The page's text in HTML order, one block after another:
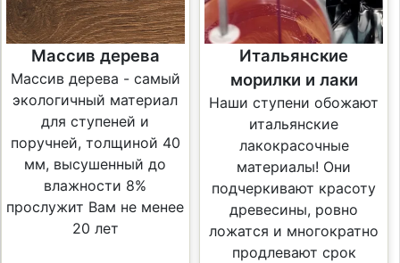
Массив дерева
Массив дерева - самый
экологичный материал
для ступеней и
поручней, толщиной 40
мм, высушенный до
влажности 8%
прослужит Вам не менее
20 лет
Итальянские
морилки и лаки
Наши ступени обожают
итальянские
лакокрасочные
материалы! Они
подчеркивают красоту
древесины, ровно
ложатся и многократно
продлевают срок